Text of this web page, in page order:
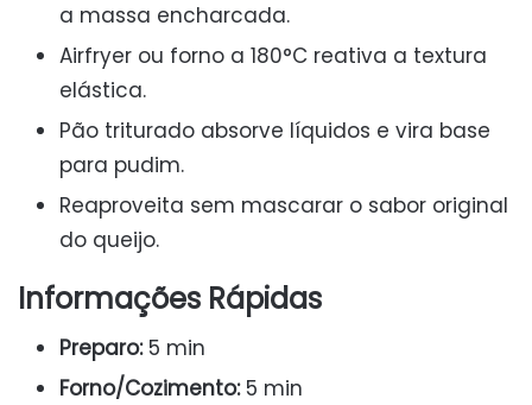
a massa encharcada.
Airfryer ou forno a 180°C reativa a textura
elástica.
Pão triturado absorve líquidos e vira base
para pudim.
Reaproveita sem mascarar o sabor original
do queijo.
Informações Rápidas
Preparo:5 min
Forno/Cozimento:5 min